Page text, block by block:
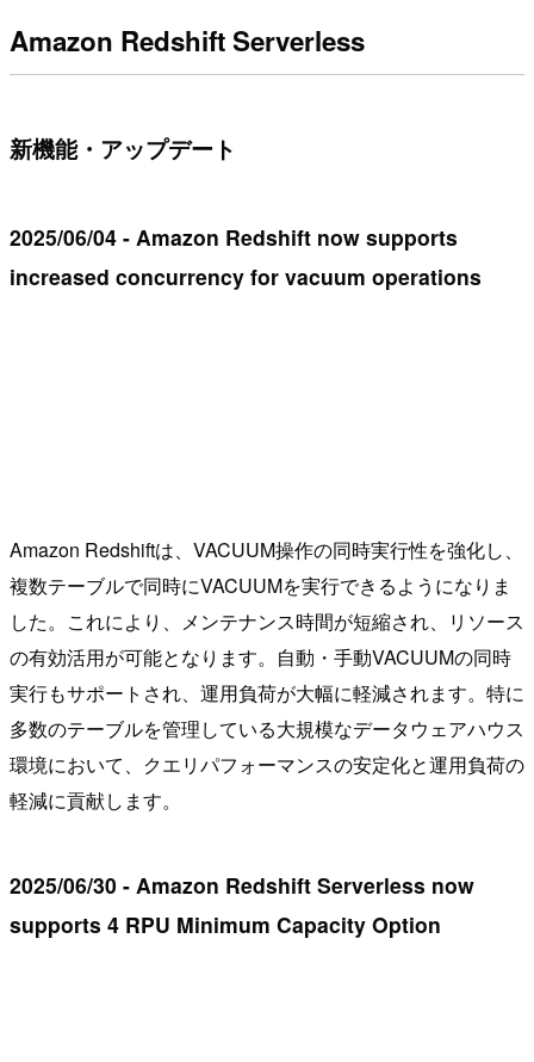
Amazon Redshift Serverless
新機能・アップデート
2025/06/04 - Amazon Redshift now supports
increased concurrency for vacuum operations
Amazon Redshiftは、VACUUM操作の同時実行性を強化し、
複数テーブルで同時にVACUUMを実行できるようになりま
した。これにより、メンテナンス時間が短縮され、リソース
の有効活用が可能となります。自動・手動VACUUMの同時
実行もサポートされ、運用負荷が大幅に軽減されます。特に
多数のテーブルを管理している大規模なデータウェアハウス
環境において、クエリパフォーマンスの安定化と運用負荷の
軽減に貢献します。
2025/06/30 - Amazon Redshift Serverless now
supports 4 RPU Minimum Capacity Option